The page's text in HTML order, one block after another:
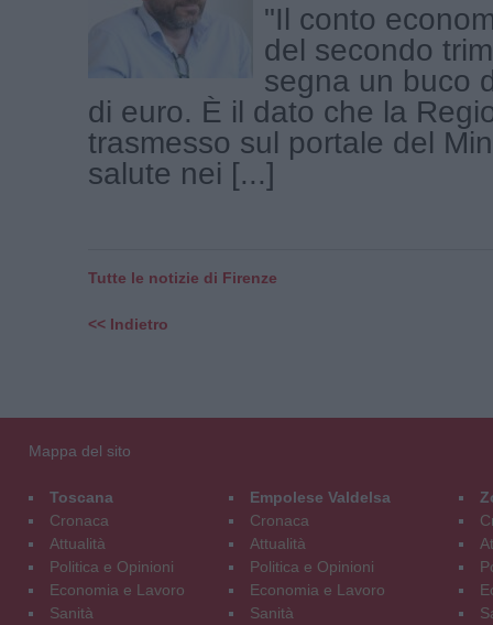
"Il conto
del secondo
segna un buco
di euro. È il dato che la
trasmesso sul portale del
salute nei [...]
Tutte le notizie di Firenze
<< Indietro
Mappa del sito
Toscana
Cronaca
Attualità
Politica e Opinioni
Economia e Lavoro
Sanità
Empolese Valdelsa
Cronaca
Attualità
Politica e Opinioni
Economia e Lavoro
Sanità